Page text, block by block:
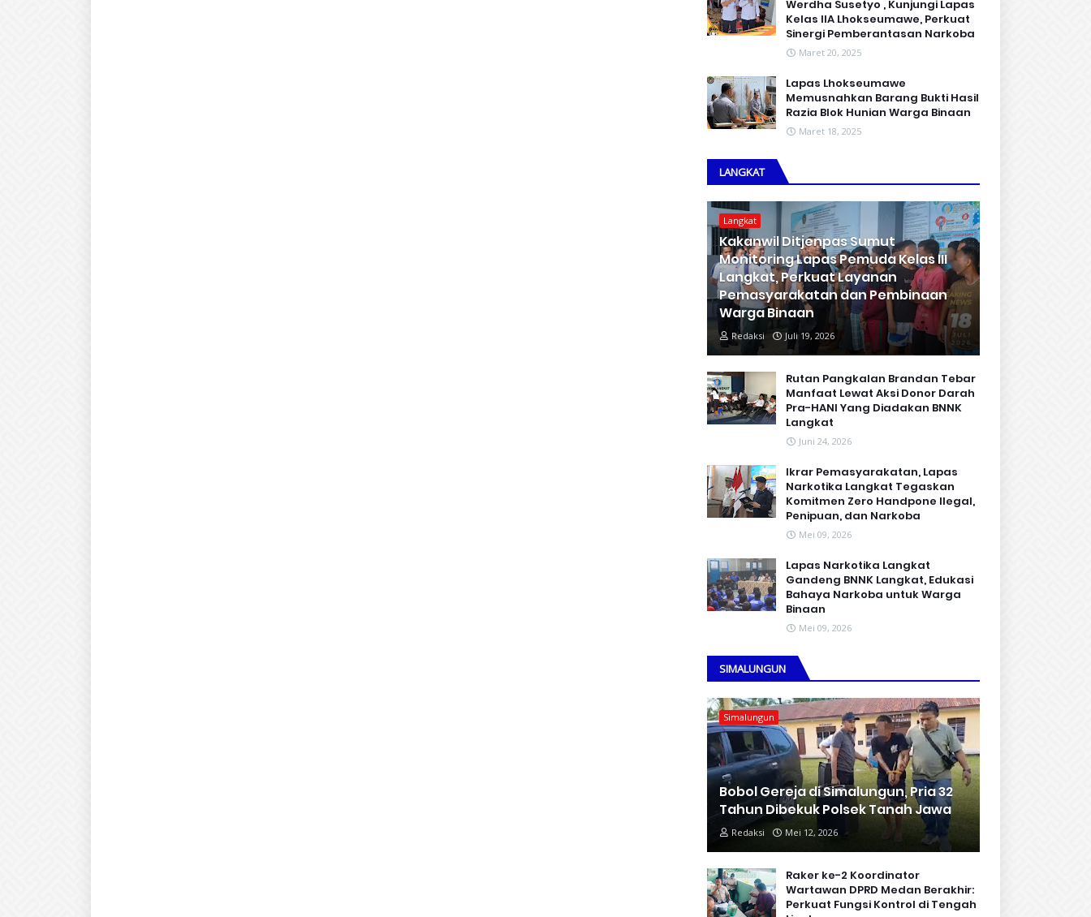
Werdha Susetyo , Kunjungi Lapas
Kelas IIA Lhokseumawe, Perkuat
Sinergi Pemberantasan Narkoba
Maret 20, 2025
Lapas Lhokseumawe
Memusnahkan Barang Bukti Hasil
Razia Blok Hunian Warga Binaan
Maret 18, 2025
LANGKAT
Langkat
Kakanwil Ditjenpas Sumut
Monitoring Lapas Pemuda Kelas III
Langkat, Perkuat Layanan
Pemasyarakatan dan Pembinaan
Warga Binaan
Redaksi Juli 19, 2026
Rutan Pangkalan Brandan Tebar
Manfaat Lewat Aksi Donor Darah
Pra-HANI Yang Diadakan BNNK
Langkat
Juni 24, 2026
Ikrar Pemasyarakatan, Lapas
Narkotika Langkat Tegaskan
Komitmen Zero Handpone llegal,
Penipuan, dan Narkoba
Mei 09, 2026
Lapas Narkotika Langkat
Gandeng BNNK Langkat, Edukasi
Bahaya Narkoba untuk Warga
Binaan
Mei 09, 2026
SIMALUNGUN
Simalungun
Bobol Gereja di Simalungun, Pria 32
Tahun Dibekuk Polsek Tanah Jawa
Redaksi Mei 12, 2026
Raker ke-2 Koordinator
Wartawan DPRD Medan Berakhir:
Perkuat Fungsi Kontrol di Tengah